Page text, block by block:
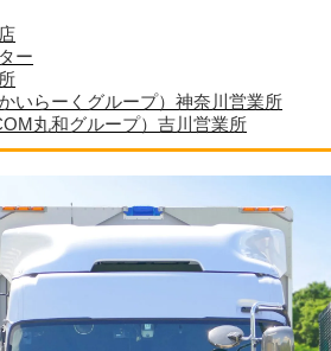
ー
いらーくグループ）神奈川営業所
丸和グループ）吉川営業所